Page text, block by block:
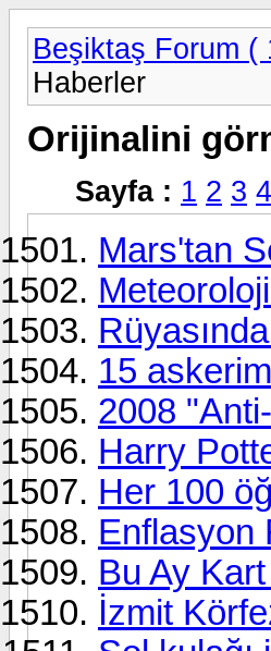
Beşiktaş Forum (
Haberler
Orijinalini
Sayfa : 1 2 3 4
Mars'tan
15
2008
Harry
Her 100
Enflasyon
Bu Ay
İzmit